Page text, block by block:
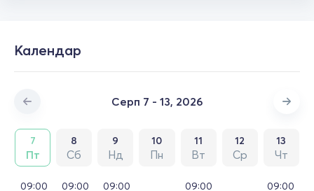
Календар
Серп 7 - 13, 2026
7
Пт
8
Сб
9
Нд
10
Пн
11
Вт
12
Ср
13
Чт
09:00 09:00 09:00 09:00 09:00